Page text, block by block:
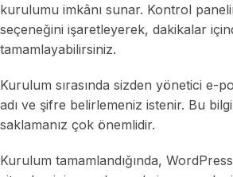
kurulumu imkânı sunar. Kontrol
seçeneğini işaretleyerek, dakikalar
tamamlayabilirsiniz.
Kurulum sırasında sizden yönetici e-
adı ve şifre belirlemeniz istenir. Bu
saklamanız çok önemlidir.
Kurulum tamamlandığında,